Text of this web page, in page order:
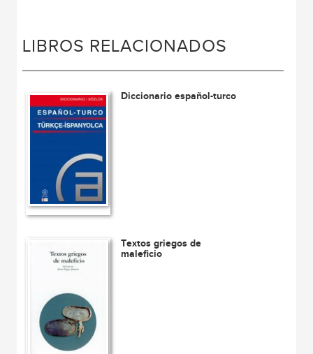
LIBROS RELACIONADOS
Diccionario español-turco
Textos griegos de
maleficio